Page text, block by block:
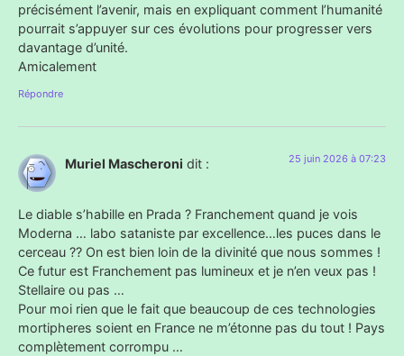
précisément l’avenir, mais en expliquant comment l’humanité
pourrait s’appuyer sur ces évolutions pour progresser vers
davantage d’unité.
Amicalement
Répondre
Muriel Mascheroni dit : 25 juin 2026 à 07:23
Le diable s’habille en Prada ? Franchement quand je vois
Moderna … labo sataniste par excellence…les puces dans le
cerceau ?? On est bien loin de la divinité que nous sommes !
Ce futur est Franchement pas lumineux et je n’en veux pas !
Stellaire ou pas …
Pour moi rien que le fait que beaucoup de ces technologies
mortipheres soient en France ne m’étonne pas du tout ! Pays
complètement corrompu …